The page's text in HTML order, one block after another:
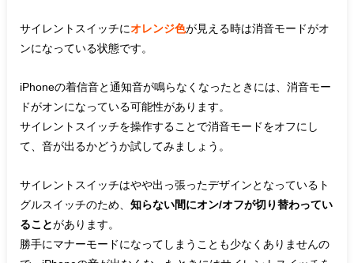
サイレントスイッチにオレンジ色が見える時は消音モードがオ
ンになっている状態です。
iPhoneの着信音と通知音が鳴らなくなったときには、消音モー
ドがオンになっている可能性があります。
サイレントスイッチを操作することで消音モードをオフにし
て、音が出るかどうか試してみましょう。
サイレントスイッチはやや出っ張ったデザインとなっているト
グルスイッチのため、 知らない間にオン/オフが切り替わってい
ることがあります。
勝手にマナーモードになってしまうことも少なくありませんの